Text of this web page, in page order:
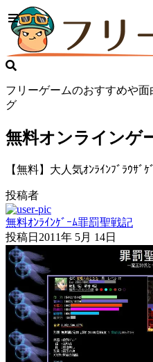
フリーゲームのおすすめや
グ
無料オンラインゲ
【無料】大人気ｵﾝﾗｲﾝﾌﾞﾗｳｻﾞｹ
投稿者
無料ｵﾝﾗｲﾝｹﾞｰﾑ罪罰聖戦記
投稿日 2011年 5月 14日